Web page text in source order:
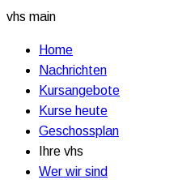
vhs main
Home
Nachrichten
Kursangebote
Kurse heute
Geschossplan
Ihre vhs
Wer wir sind